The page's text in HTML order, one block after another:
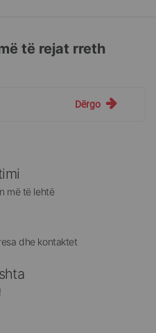
të rejat rreth
Dërgo
më të lehtë
dhe kontaktet